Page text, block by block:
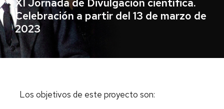
XI Jornada de Divulgación científica.
Celebración a partir del 13 de marzo de
2023
Los objetivos de este proyecto son: